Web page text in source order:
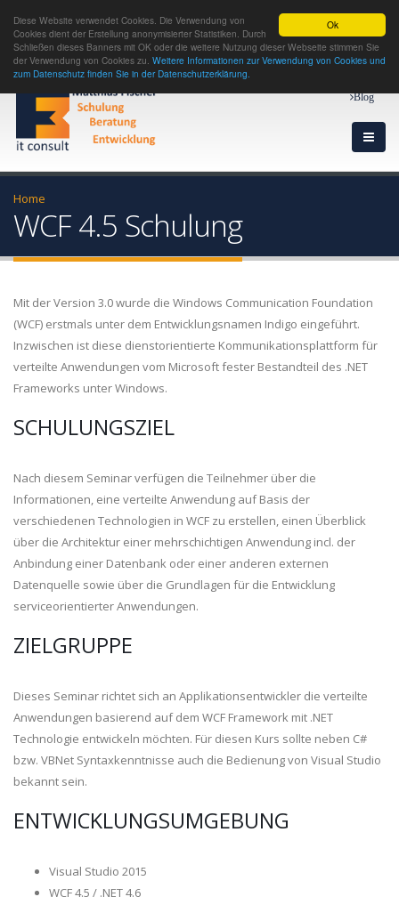
Ok
Diese Website verwendet Cookies. Die Verwendung von
Cookies dient der Erstellung anonymisierter Statistiken. Durch
Schließen dieses Banners mit OK oder die weitere Nutzung dieser Webseite stimmen Sie
der Verwendung von Cookies zu. Weitere Informationen zur Verwendung von Cookies und
zum Datenschutz finden Sie in der Datenschutzerklärung.
Blog
Home
WCF 4.5 Schulung
Mit der Version 3.0 wurde die Windows Communication Foundation
(WCF) erstmals unter dem Entwicklungsnamen Indigo eingeführt.
Inzwischen ist diese dienstorientierte Kommunikationsplattform für
verteilte Anwendungen vom Microsoft fester Bestandteil des .NET
Frameworks unter Windows.
SCHULUNGSZIEL
Nach diesem Seminar verfügen die Teilnehmer über die
Informationen, eine verteilte Anwendung auf Basis der
verschiedenen Technologien in WCF zu erstellen, einen Überblick
über die Architektur einer mehrschichtigen Anwendung incl. der
Anbindung einer Datenbank oder einer anderen externen
Datenquelle sowie über die Grundlagen für die Entwicklung
serviceorientierter Anwendungen.
ZIELGRUPPE
Dieses Seminar richtet sich an Applikationsentwickler die verteilte
Anwendungen basierend auf dem WCF Framework mit .NET
Technologie entwickeln möchten. Für diesen Kurs sollte neben C#
bzw. VBNet Syntaxkenntnisse auch die Bedienung von Visual Studio
bekannt sein.
ENTWICKLUNGSUMGEBUNG
Visual Studio 2015
WCF 4.5 / .NET 4.6